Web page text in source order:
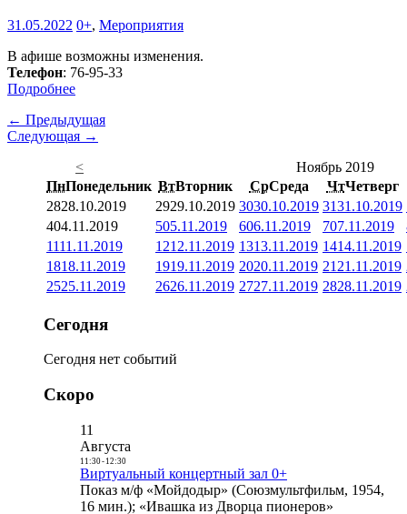
31.05.2022 0+, Мероприятия
В афише возможны изменения.
Телефон: 76-95-33
Подробнее
← Предыдущая
Следующая →
<
Ноябрь 2019
ПнПонедельник ВтВторник СрСреда ЧтЧетверг
2828.10.2019 2929.10.2019 3030.10.2019 3131.10.2019
404.11.2019 505.11.2019 606.11.2019 707.11.2019
1111.11.2019 1212.11.2019 1313.11.2019 1414.11.2019
1818.11.2019 1919.11.2019 2020.11.2019 21 21.11.2019
2525.11.2019 2626.11.2019 2727.11.2019 2828.11.2019
Сегодня
Сегодня нет событий
Скоро
11
Августа
11:30- 12:30
Виртуальный концертный зал 0+
Показ м/ф «Мойдодыр» (Союзмультфильм, 1954,
16 мин.); «Ивашка из Дворца пионеров»